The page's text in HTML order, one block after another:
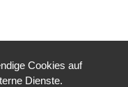
Cookies auf
Dienste.